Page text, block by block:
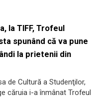
la TIFF, Trofeul
spunând că va pune
la prietenii din
de Cultură a Studenţilor,
căruia i-a înmânat Trofeul